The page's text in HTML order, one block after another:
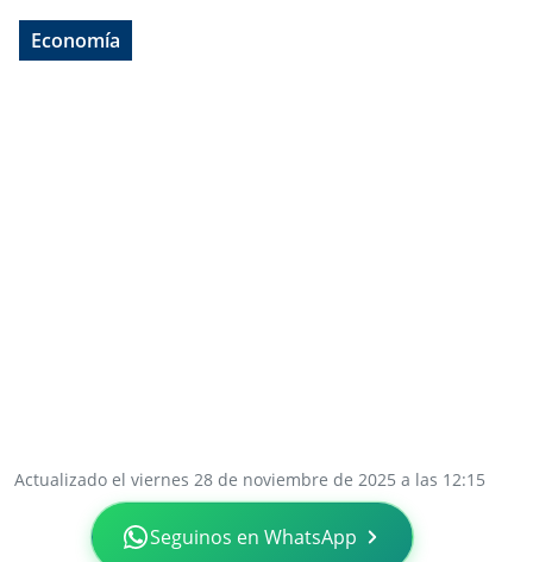
Economía
Actualizado el viernes 28 de noviembre de 2025 a las 12:15
Seguinos en WhatsApp